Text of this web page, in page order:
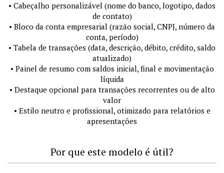
• Cabeçalho personalizável (nome do banco, logotipo, dados
de contato)
• Bloco da conta empresarial (razão social, CNPJ, número da
conta, período)
• Tabela de transações (data, descrição, débito, crédito, saldo
atualizado)
• Painel de resumo com saldos inicial, final e movimentação
líquida
• Destaque opcional para transações recorrentes ou de alto
valor
• Estilo neutro e profissional, otimizado para relatórios e
apresentações
Por que este modelo é útil?